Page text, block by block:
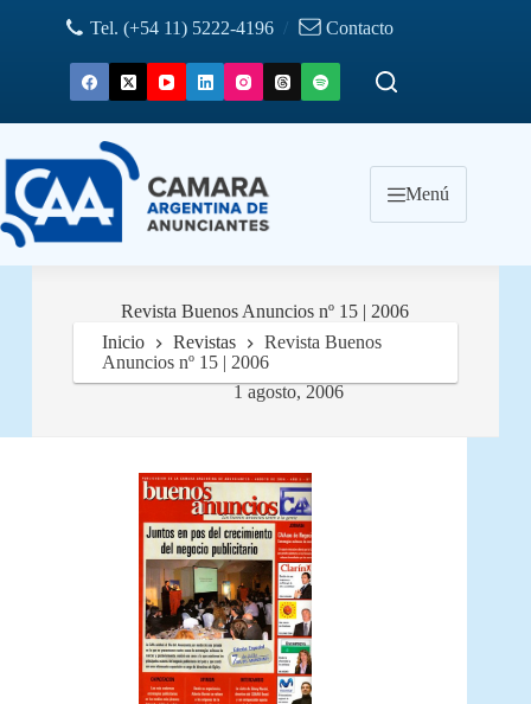
Tel. (+54 11) 5222-4196 / Contacto
Menú
Revista Buenos Anuncios nº 15 | 2006
1 agosto, 2006
Inicio Revistas
Revista Buenos
Anuncios nº 15 | 2006